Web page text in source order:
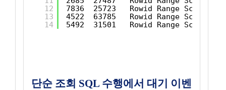
12
13
14
7836  25723   Rowid Range Scan
4522  63785   Rowid Range Scan
5492  31501   Rowid Range Scan
단순 조회 SQL 수행에서 대기 이벤